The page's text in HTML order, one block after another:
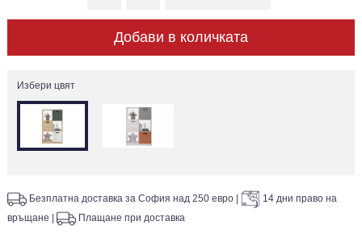
Добави в количката
Избери цвят
Безплатна доставка за София над 250 евро
14 дни право на
връщане
Плащане при доставка